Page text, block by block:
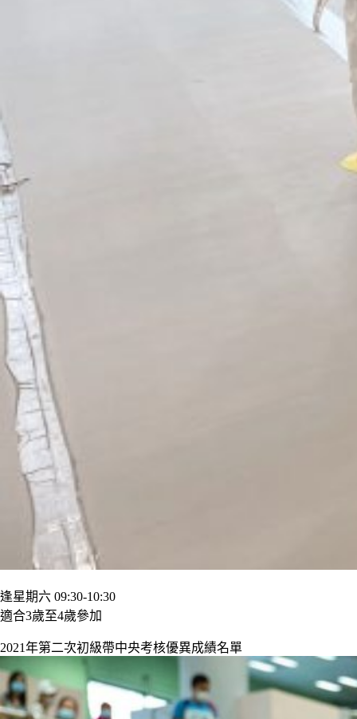
逢星期六 09:30-10:30
適合3歲至4歲參加
2021年第二次初級帶中央考核優異成績名單